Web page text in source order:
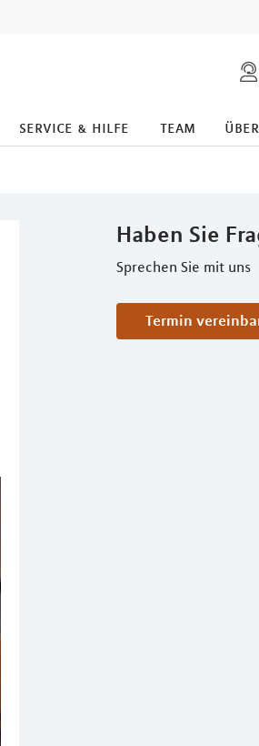
diese
service & hilfe team
Haben Sie
Sprechen Sie mit uns
Termin